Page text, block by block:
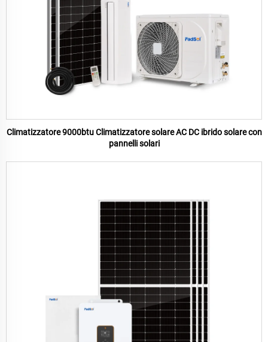
Climatizzatore 9000btu Climatizzatore solare AC DC ibrido solare con
pannelli solari